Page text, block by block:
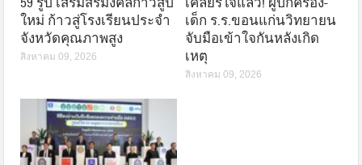
ใหม่ ก้าวสู่โรงเรียนประจำ
จังหวัดคุณภาพสูง
สิงหาคม 09, 2026
เด็ก ร.ร.ขอนแก่นวิทยายน
จับมือเข้าใจกันหลังเกิด
เหตุ
สิงหาคม 09, 2026